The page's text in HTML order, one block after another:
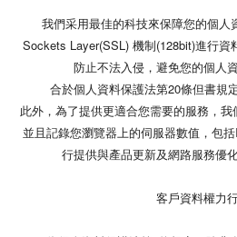
我們采用最佳的科技來保障您的個人
Sockets Layer(SSL) 機制(128bit)進行資
防止不法入侵，避免您的個人
合於個人資料保護法第20條但書規
此外，為了提供更適合您需要的服務，
並且記錄您瀏覽器上的伺服器數值，包
行提供與產品更新及網路服務優
客戶資料權力